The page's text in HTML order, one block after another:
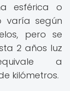
esférica o
varía según
pero se
2 años luz
a
kilómetros.